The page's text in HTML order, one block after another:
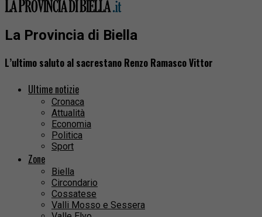
La Provincia di Biella
L’ultimo saluto al sacrestano Renzo Ramasco Vittor
Ultime notizie
Cronaca
Attualità
Economia
Politica
Sport
Zone
Biella
Circondario
Cossatese
Valli Mosso e Sessera